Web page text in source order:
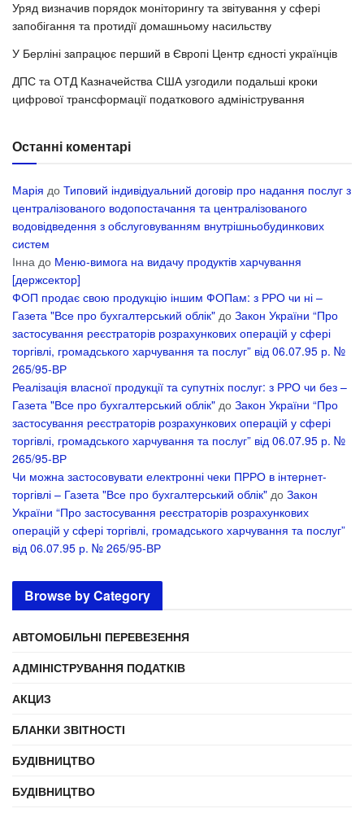
Уряд визначив порядок моніторингу та звітування у сфері
запобігання та протидії домашньому насильству
У Берліні запрацює перший в Європі Центр єдності українців
ДПС та ОТД Казначейства США узгодили подальші кроки
цифрової трансформації податкового адміністрування
Останні коментарі
Марія до Типовий індивідуальний договір про надання послуг з
централізованого водопостачання та централізованого
водовідведення з обслуговуванням внутрішньобудинкових
систем
Інна до Меню-вимога на видачу продуктів харчування
[держсектор]
ФОП продає свою продукцію іншим ФОПам: з РРО чи ні –
Газета "Все про бухгалтерський облік" до Закон України “Про
застосування реєстраторів розрахункових операцій у сфері
торгівлі, громадського харчування та послуг” від 06.07.95 р. №
265/95-ВР
Реалізація власної продукції та супутніх послуг: з РРО чи без –
Газета "Все про бухгалтерський облік" до Закон України “Про
застосування реєстраторів розрахункових операцій у сфері
торгівлі, громадського харчування та послуг” від 06.07.95 р. №
265/95-ВР
Чи можна застосовувати електронні чеки ПРРО в інтернет-
торгівлі – Газета "Все про бухгалтерський облік" до Закон
України “Про застосування реєстраторів розрахункових
операцій у сфері торгівлі, громадського харчування та послуг”
від 06.07.95 р. № 265/95-ВР
Browse by Category
АВТОМОБІЛЬНІ ПЕРЕВЕЗЕННЯ
АДМІНІСТРУВАННЯ ПОДАТКІВ
АКЦИЗ
БЛАНКИ ЗВІТНОСТІ
БУДІВНИЦТВО
БУДІВНИЦТВО